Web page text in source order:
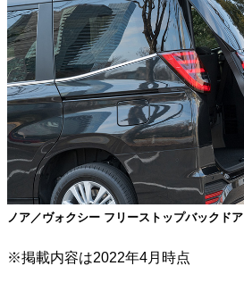
ノア／ヴォクシー フリーストップバックドア
※掲載内容は2022年4月時点